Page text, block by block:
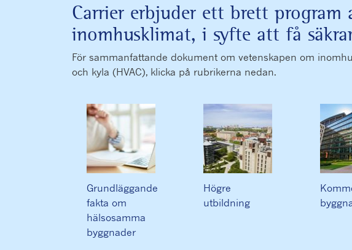
Carrier erbjuder ett brett
inomhusklimat, i syfte att få
För sammanfattande dokument om vetenskapen om
och kyla (HVAC), klicka på rubrikerna nedan.
Grundläggande
fakta om
hälsosamma
byggnader
Högre
utbildning